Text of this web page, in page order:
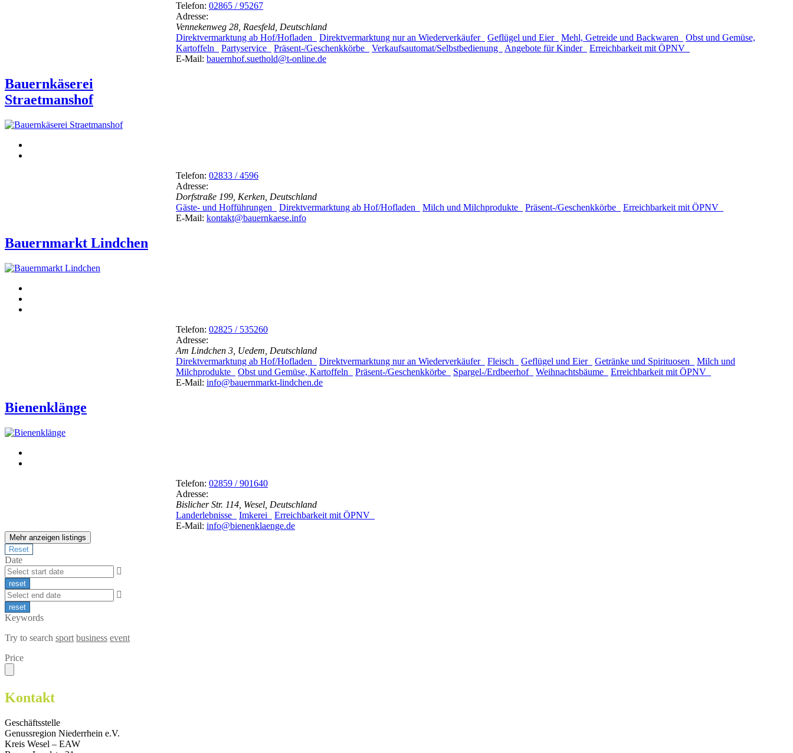
Telefon: 02865 / 95267
Adresse:
Vennekenweg 28, Raesfeld, Deutschland
Direktvermarktung ab Hof/Hofladen
Direktvermarktung nur an Wiederverkäufer Geflügel und Eier Mehl, Getreide und Backwaren
Obst und Gemüse,
Kartoffeln
Partyservice Präsent-/Geschenkkörbe Verkaufsautomat/Selbstbedienung Angebote für Kinder
Erreichbarkeit mit ÖPNV
E-Mail: bauernhof.suethold@t-online.de
Bauernkäserei
Straetmanshof
Telefon: 02833 / 4596
Adresse:
Dorfstraße 199, Kerken, Deutschland
Gäste- und Hofführungen
Direktvermarktung ab Hof/Hofladen Milch und Milchprodukte Präsent-/Geschenkkörbe
Erreichbarkeit mit ÖPNV
E-Mail: kontakt@bauernkaese.info
Bauernmarkt Lindchen
Telefon: 02825 / 535260
Adresse:
Am Lindchen 3, Uedem, Deutschland
Direktvermarktung ab Hof/Hofladen
Direktvermarktung nur an Wiederverkäufer Fleisch Geflügel und Eier Getränke und Spirituosen
Milch und
Milchprodukte
Obst und Gemüse, Kartoffeln Präsent-/Geschenkkörbe Spargel-/Erdbeerhof Weihnachtsbäume
Erreichbarkeit mit ÖPNV
E-Mail: info@bauernmarkt-lindchen.de
Bienenklänge
Telefon: 02859 / 901640
Adresse:
Bislicher Str. 114, Wesel, Deutschland
Landerlebnisse
Imkerei
Erreichbarkeit mit ÖPNV
E-Mail: info@bienenklaenge.de
Mehr anzeigen listings
Date
Keywords
Try to search sport business event
Price
Kontakt
Geschäftsstelle
Genussregion Niederrhein e.V.
Kreis Wesel – EAW